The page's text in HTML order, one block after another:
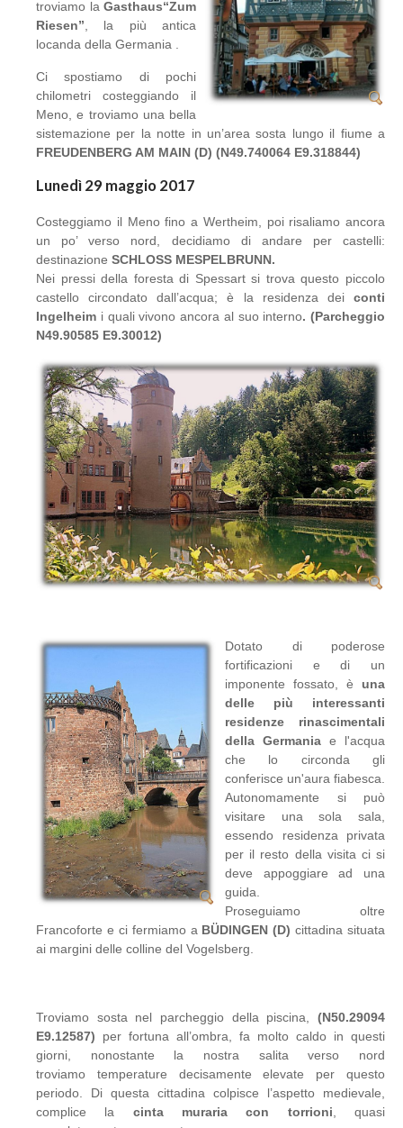
troviamo la Gasthaus“Zum
Riesen”, la più antica
locanda della Germania .
Ci spostiamo di pochi
chilometri costeggiando il
Meno, e troviamo una bella
sistemazione per la notte in un’area sosta lungo il fiume a
FREUDENBERG AM MAIN (D) (N49.740064 E9.318844)
Lunedì 29 maggio 2017
Costeggiamo il Meno fino a Wertheim, poi risaliamo ancora
un po’ verso nord, decidiamo di andare per castelli:
destinazione SCHLOSS MESPELBRUNN.
Nei pressi della foresta di Spessart si trova questo piccolo
castello circondato dall’acqua; è la residenza dei conti
Ingelheim i quali vivono ancora al suo interno. (Parcheggio
N49.90585 E9.30012)
Dotato di poderose
fortificazioni e di un
imponente fossato, è una
delle più interessanti
residenze rinascimentali
della Germania e l'acqua
che lo circonda gli
conferisce un'aura fiabesca.
Autonomamente si può
visitare una sola sala,
essendo residenza privata
per il resto della visita ci si
deve appoggiare ad una
guida.
Proseguiamo oltre
Francoforte e ci fermiamo a BÜDINGEN (D) cittadina situata
ai margini delle colline del Vogelsberg.
Troviamo sosta nel parcheggio della piscina, (N50.29094
E9.12587) per fortuna all’ombra, fa molto caldo in questi
giorni, nonostante la nostra salita verso nord
troviamo temperature decisamente elevate per questo
periodo. Di questa cittadina colpisce l’aspetto medievale,
complice la cinta muraria con torrioni , quasi